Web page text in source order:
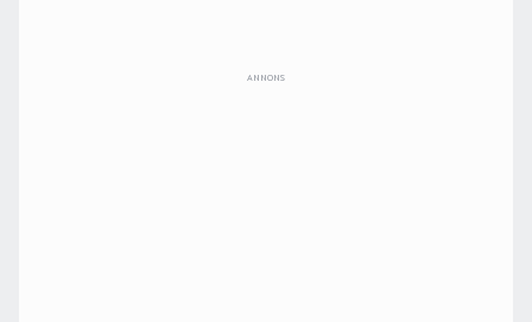
ANNONS